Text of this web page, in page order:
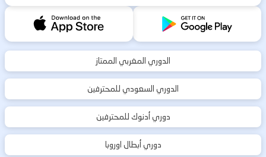
الدوري المغربي الممتاز
الدوري السعودي للمحترفين
دوري أدنوك للمحترفين
دوري أبطال اوروبا